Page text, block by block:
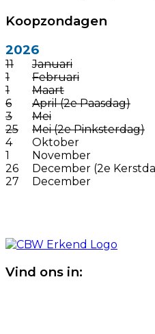
Koopzondagen
2026
11
Januari
1
Februari
1
Maart
6
April (2e Paasdag)
3
Mei
25
Mei (2e Pinksterdag)
4
Oktober
1
November
26
December (2e
27
December
Vind ons in: